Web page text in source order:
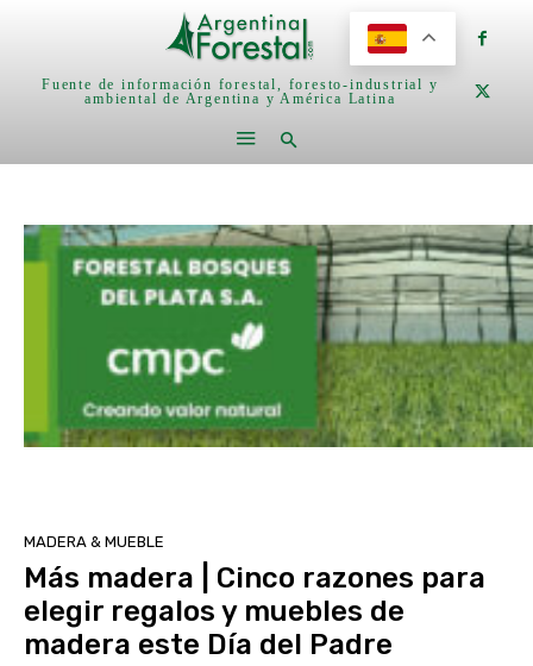
Fuente de información forestal, foresto-industrial y
ambiental de Argentina y América Latina
MADERA & MUEBLE
Más madera | Cinco razones para
elegir regalos y muebles de
madera este Día del Padre